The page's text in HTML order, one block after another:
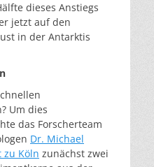
dieses Anstiegs
jetzt auf den
in der Antarktis
Um dies
das Forscherteam
Dr. Michael
zu Köln zunächst zwei